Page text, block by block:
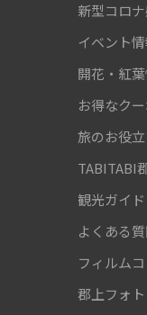
新型コロ
イベント
開花・紅
お得なク
旅のお役
TABITABI
観光ガイ
よくある
フィルム
郡上フォ